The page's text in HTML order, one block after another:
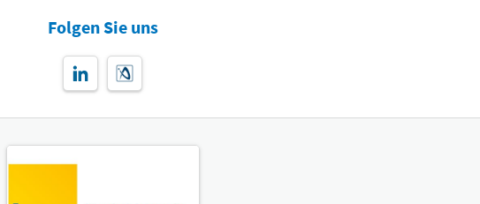
Folgen Sie uns